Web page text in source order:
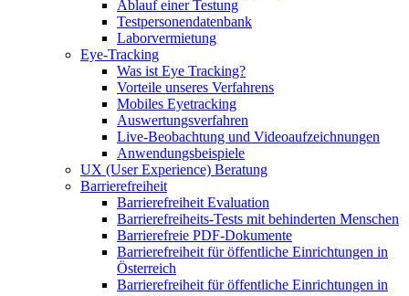
Ablauf einer Testung
Testpersonendatenbank
Laborvermietung
Eye-Tracking
Was ist Eye Tracking?
Vorteile unseres Verfahrens
Mobiles Eyetracking
Auswertungsverfahren
Live-Beobachtung und Videoaufzeichnungen
Anwendungsbeispiele
UX (User Experience) Beratung
Barrierefreiheit
Barrierefreiheit Evaluation
Barrierefreiheits-Tests mit behinderten Menschen
Barrierefreie PDF-Dokumente
Barrierefreiheit für öffentliche Einrichtungen in
Österreich
Barrierefreiheit für öffentliche Einrichtungen in